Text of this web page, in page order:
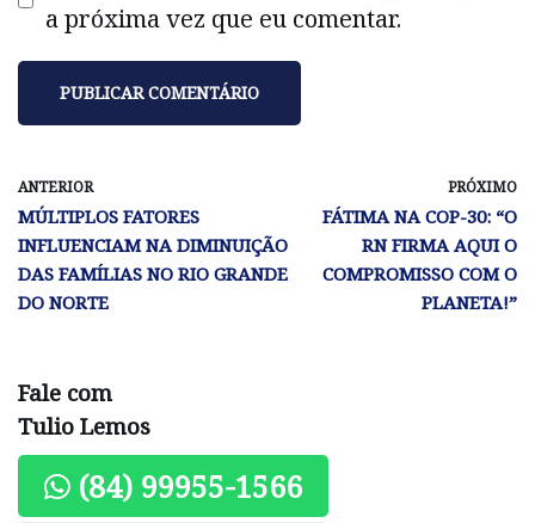
a próxima vez que eu comentar.
ANTERIOR
MÚLTIPLOS FATORES
INFLUENCIAM NA DIMINUIÇÃO
DAS FAMÍLIAS NO RIO GRANDE
DO NORTE
PRÓXIMO
FÁTIMA NA COP-30: “O
RN FIRMA AQUI O
COMPROMISSO COM O
PLANETA!”
Fale com
Tulio Lemos
(84) 99955-1566